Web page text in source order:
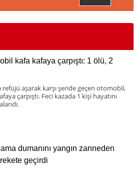
kafa kafaya çarpıştı: 1 ölü, 2
aşarak karşı şeride geçen otomobil,
çarpıştı. Feci kazada 1 kişi hayatını
dumanını yangın zanneden
geçirdi